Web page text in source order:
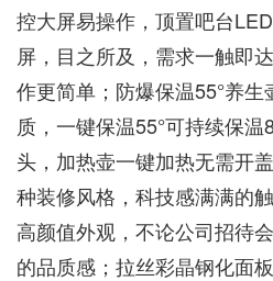
控大屏易操作，顶置吧台
屏，目之所及，需求一触即
作更简单；防爆保温55°养
质，一键保温55°可持续保
头，加热壶一键加热无需开
种装修风格，科技感满满的
高颜值外观，不论公司招待
的品质感；拉丝彩晶钢化面